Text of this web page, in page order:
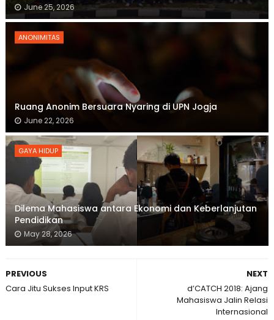
June 25, 2026
ANONIMITAS
Ruang Anonim Bersuara Nyaring di UPN Jogja
June 22, 2026
GAYA HIDUP
Dilema Mahasiswa antara Ekonomi dan Keberlanjutan
Pendidikan
May 28, 2026
NEXT
d’CATCH 2018: Ajang
Mahasiswa Jalin Relasi
Internasional
PREVIOUS
Cara Jitu Sukses Input KRS